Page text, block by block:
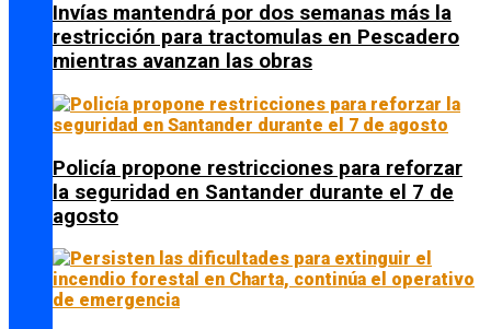
Invías mantendrá por dos semanas más la
restricción para tractomulas en Pescadero
mientras avanzan las obras
Policía propone restricciones para reforzar
la seguridad en Santander durante el 7 de
agosto